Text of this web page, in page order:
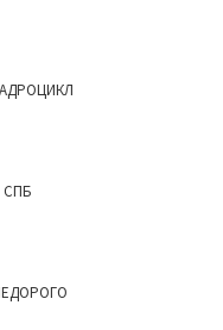
СПБ